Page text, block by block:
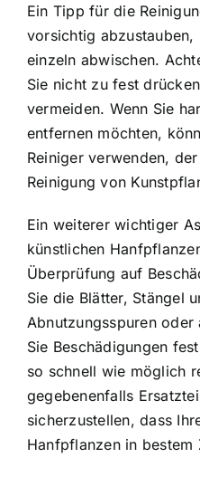
Ein Tipp für die
vorsichtig abzustauben,
einzeln abwischen.
Sie nicht zu fest
vermeiden. Wenn Sie
entfernen möchten,
Reiniger verwenden,
Reinigung von
Ein weiterer wichtiger
künstlichen
Überprüfung auf
Sie die Blätter, Stängel
Abnutzungsspuren oder
Sie Beschädigungen
so schnell wie möglich
gegebenenfalls
sicherzustellen, dass
Hanfpflanzen in bestem